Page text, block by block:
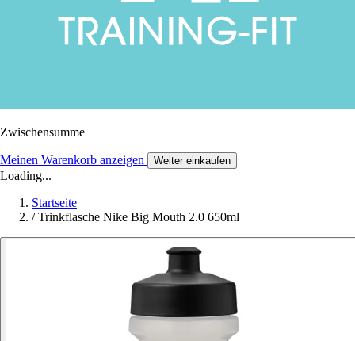
Zwischensumme
Meinen Warenkorb anzeigen Weiter einkaufen
Loading...
Startseite
/ Trinkflasche Nike Big Mouth 2.0 650ml